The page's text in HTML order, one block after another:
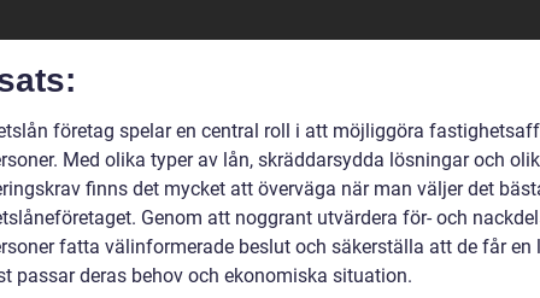
företag spelar en central roll i att möjliggöra
Med olika typer av lån, skräddarsydda lösningar och
finns det mycket att överväga när man väljer det
Genom att noggrant utvärdera för- och
fatta välinformerade beslut och säkerställa att de får en
passar deras behov och ekonomiska situation.